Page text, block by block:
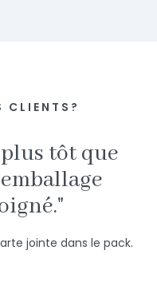
CLIENTS?
tôt que
jointe dans le pack.